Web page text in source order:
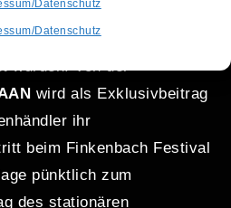
Datenschutz
Datenschutz
von den 1984er
keine zusätzlichen
wird als Exklusivbeitrag
ihr
beim Finkenbach Festival
pünktlich zum
des stationären